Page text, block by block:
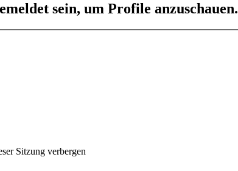
sein, um Profile anzuschauen.
Sitzung verbergen